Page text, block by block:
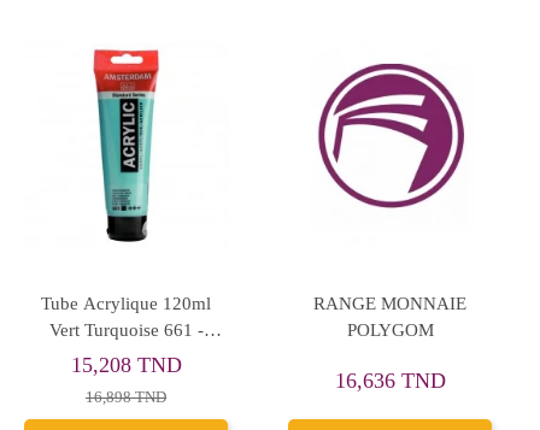
Marqueur Tableau Vert
360 EDDING
2,700 TND
Coffret Marqueurs
Effaçables Multi-Surfaces -